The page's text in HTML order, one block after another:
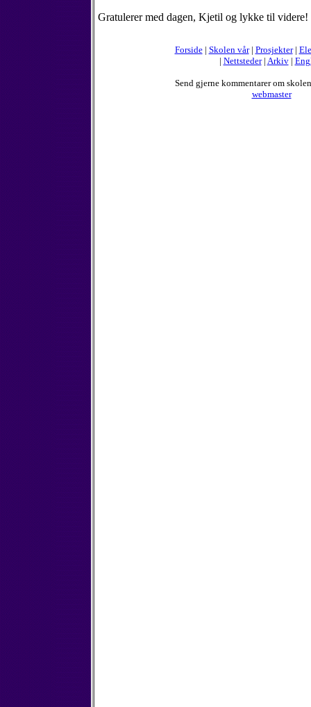
Gratulerer med dagen, Kjetil og lykke til videre!
Forside | Skolen vår| Prosjekter|
| Nettsteder| Arkiv|
Send gjerne kommentarer om
webmaster